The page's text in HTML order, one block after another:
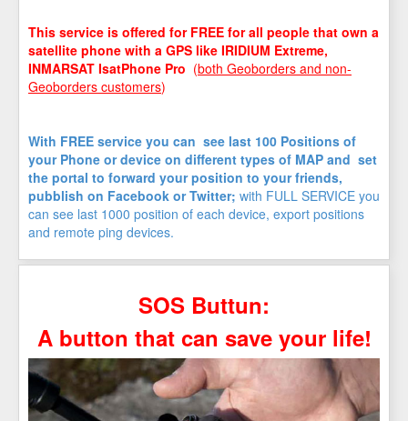
This service is offered for FREE for all people that own a
satellite phone with a GPS like IRIDIUM Extreme,
INMARSAT IsatPhone Pro (both Geoborders and non-
Geoborders customers)
With FREE service you can see last 100 Positions of
your Phone or device on different types of MAP and set
the portal to forward your position to your friends,
pubblish on Facebook or Twitter; with FULL SERVICE you
can see last 1000 position of each device, export positions
and remote ping devices.
SOS Buttun:
A button that can save your life!